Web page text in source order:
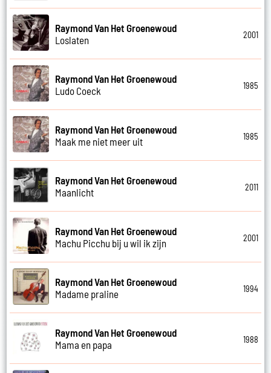
Raymond Van Het Groenewoud
Loslaten
2001
Raymond Van Het Groenewoud
Ludo Coeck
1985
Raymond Van Het Groenewoud
Maak me niet meer uit
1985
Raymond Van Het Groenewoud
Maanlicht
2011
Raymond Van Het Groenewoud
Machu Picchu bij u wil ik zijn
2001
Raymond Van Het Groenewoud
Madame praline
1994
Raymond Van Het Groenewoud
Mama en papa
1988